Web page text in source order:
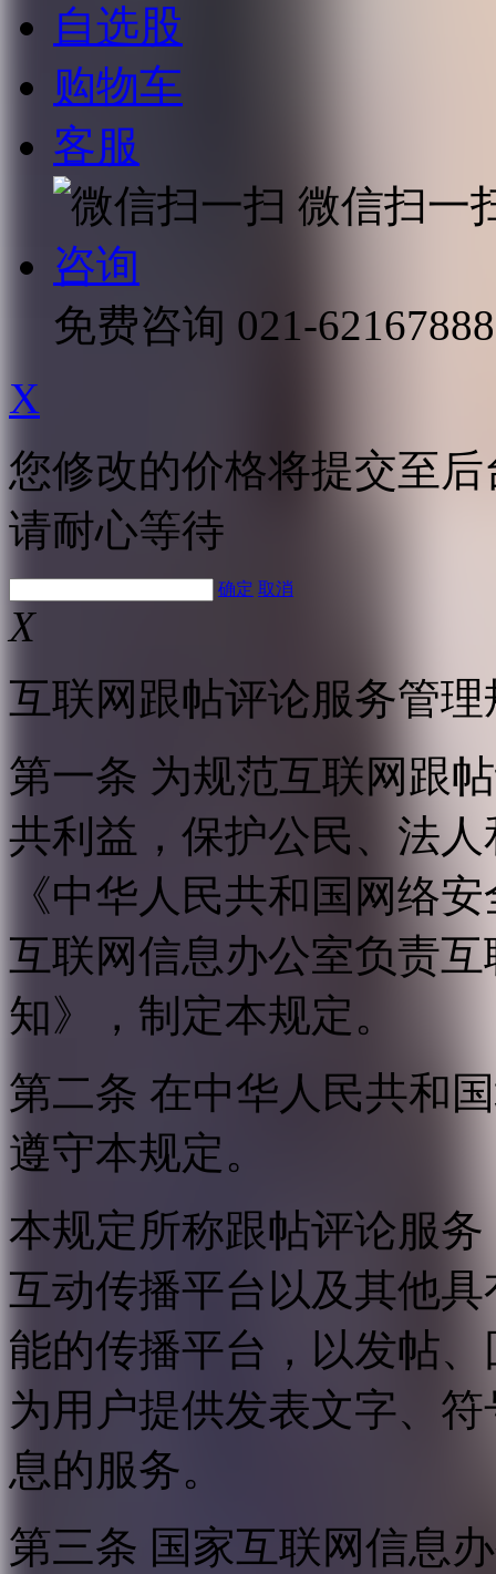
自选股
购物车
客服
微信扫一
咨询
免费咨询 021-62167888
X
您修改的价格将提交至
请耐心等待
确定 取消
X
互联网跟帖评论服务管理
第一条 为规范互联网跟
共利益，保护公民、法
《中华人民共和国网络
互联网信息办公室负责
知》，制定本规定。
第二条 在中华人民共和
遵守本规定。
本规定所称跟帖评论服
互动传播平台以及其他
能的传播平台，以发帖
为用户提供发表文字、
息的服务。
第三条 国家互联网信息